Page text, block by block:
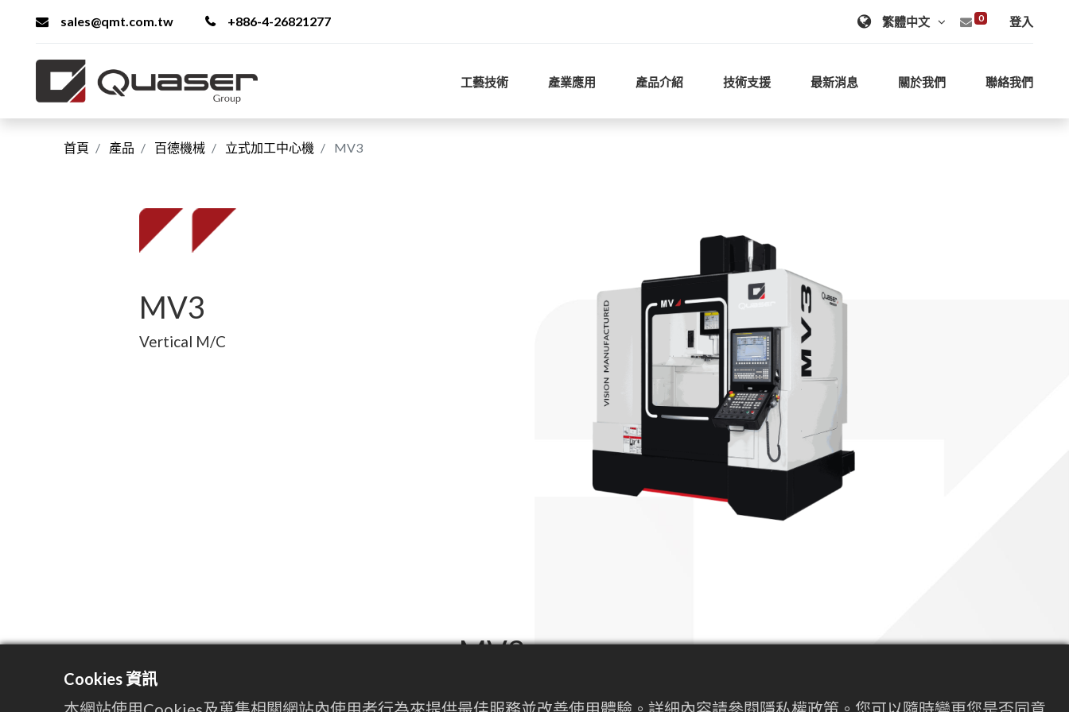
sales@qmt.com.tw +886-4-26821277 0 登入
工藝技術 產業應用 產品介紹 技術支援 最新消息 關於我們 聯絡我們
首頁 產品 百德機械 立式加工中心機 MV3
MV3
MV3
Vertical M/C
Cookies 資訊